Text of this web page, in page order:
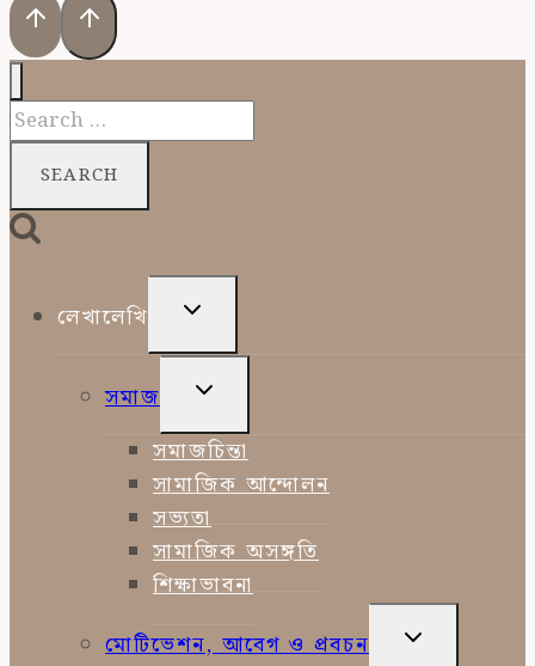
Search
for:
লেখালেখি
TOGGLE
MENU
সমাজ
TOGGLE
MENU
সমাজচিন্তা
সামাজিক আন্দোলন
সভ্যতা
সামাজিক অসঙ্গতি
শিক্ষাভাবনা
মোটিভেশন, আবেগ ও প্রবচন
TOGGLE